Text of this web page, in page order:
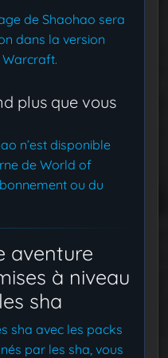
de Shaohao sera
dans la version
plus que vous
n’est disponible
de World of
ou du
aventure
à niveau
sha
sha avec les packs
par les sha, vous